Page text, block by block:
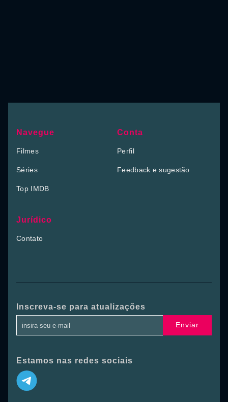
Navegue
Filmes
Séries
Top IMDB
Conta
Perfil
Feedback e sugestão
Jurídico
Contato
Inscreva-se para atualizações
Enviar
Estamos nas redes sociais